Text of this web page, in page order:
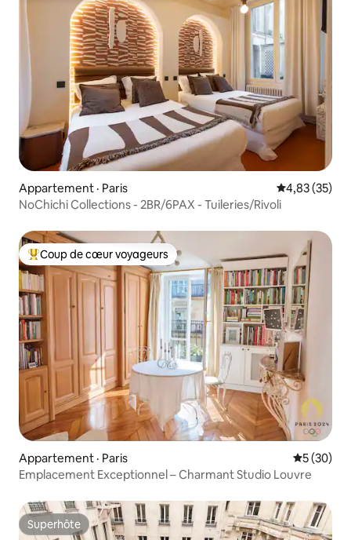
Appartement · Paris Note
4,83 (35)
NoChichi Collections - 2BR/6PAX - Tuileries/Rivoli
Coup de cœur voyageurs parmi les plus aimés
Coup de cœur voyageurs
Appartement · Paris Note
5 (30)
Emplacement Exceptionnel – Charmant Studio Louvre
Superhôte
Superhôte